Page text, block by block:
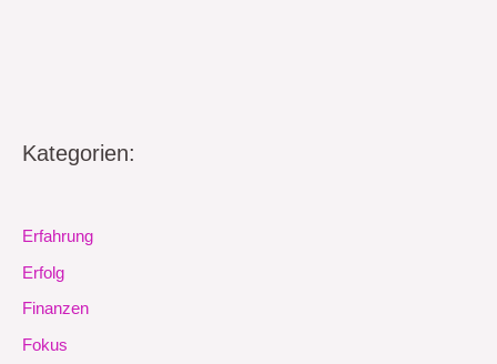
Kategorien:
Erfahrung
Erfolg
Finanzen
Fokus